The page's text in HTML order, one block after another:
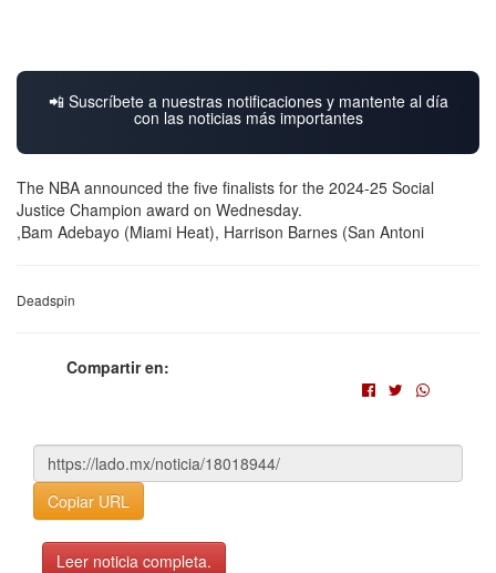
📲 Suscríbete a nuestras notificaciones y mantente al día
con las noticias más importantes
The NBA announced the five finalists for the 2024-25 Social
Justice Champion award on Wednesday.
,Bam Adebayo (Miami Heat), Harrison Barnes (San Antoni
Deadspin
Compartir en:
Copiar URL
Leer noticia completa.